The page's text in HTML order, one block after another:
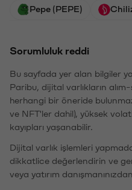
Pepe (PEPE)
Sorumluluk reddi
Bu sayfada yer alan bilgiler
Paribu, dijital varlıkların
herhangi bir öneride
ve NFT'ler dahil), yüksek
kayıpları yaşanabilir.
Dijital varlık işlemleri
dikkatlice değerlendirin ve
veya yatırım